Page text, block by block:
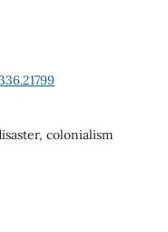
colonialism